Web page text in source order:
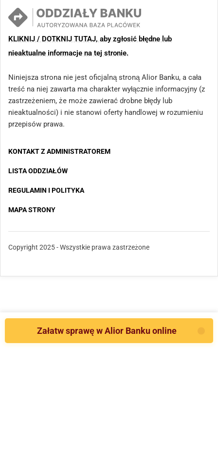
KLIKNIJ / DOTKNIJ TUTAJ, aby zgłosić błędne lub
nieaktualne informacje na tej stronie.
Niniejsza strona nie jest oficjalną stroną Alior Banku, a cała
treść na niej zawarta ma charakter wyłącznie informacyjny (z
zastrzeżeniem, że może zawierać drobne błędy lub
nieaktualności) i nie stanowi oferty handlowej w rozumieniu
przepisów prawa.
KONTAKT Z ADMINISTRATOREM
LISTA ODDZIAŁÓW
REGULAMIN I POLITYKA
MAPA STRONY
Copyright 2025 - Wszystkie prawa zastrzeżone
Załatw sprawę w Alior Banku online